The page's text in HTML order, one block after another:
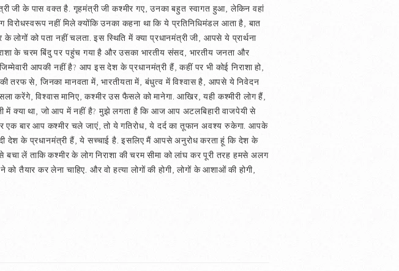
जी के पास वक्त है. गृहमंत्री जी कश्मीर गए, उनका बहुत स्वागत हुआ, लेकिन वहां
नहीं मिले क्योंकि उनका कहना था कि ये प्रतिनिधिमंडल आता है, बात
लोगों को पता नहीं चलता. इस स्थिति में क्या प्रधानमंत्री जी, आपसे ये प्रार्थना
के चरम बिंदु पर पहुंच गया है और उसका भारतीय संसद, भारतीय जनता और
आपकी नहीं है? आप इस देश के प्रधानमंत्री हैं, कहीं पर भी कोई निराशा हो,
तरफ से, जिनका मानवता में, भारतीयता में, बंधुत्व में विश्‍वास है, आपसे ये निवेदन
करेंगे, विश्‍वास मानिए, कश्मीर उस फैसले को मानेगा. आखिर, यही कश्मीरी लोग हैं,
में क्या था, जो आप में नहीं है? मुझे लगता है कि आज आप अटलबिहारी वाजपेयी से
एक बार आप कश्मीर चले जाएं, तो ये गतिरोध, ये दर्द का तूफान अवश्य रुकेगा. आपके
देश के प्रधानमंत्री हैं, ये सच्चाई है. इसलिए मैं आपसे अनुरोध करता हूं कि देश के
लें ताकि कश्मीर के लोग निराशा की चरम सीमा को लांघ कर पूरी तरह हमसे अलग
कर लेना चाहिए. और वो हत्या लोगों की होगी, लोगों के आशाओं की होगी,